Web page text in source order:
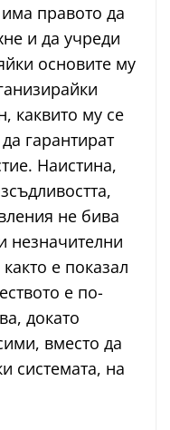
правото да
и да учреди
основите му
каквито му се
гарантират
Наистина,
не бива
незначителни
е показал
е по-
докато
вместо да
системата, на